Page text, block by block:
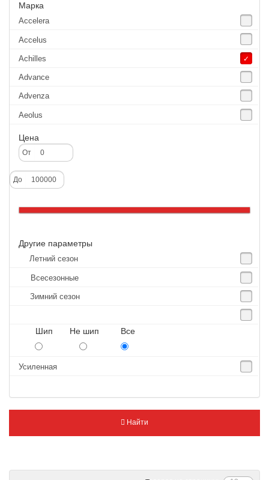
Марка
Accelera
Accelus
Achilles
Advance
Advenza
Aeolus
Agate
Agrica
Alliance
Altenzo
Altura
Amtel
Aoteli
Arivo
Armstrong
ATF
Цена
От
До
Другие параметры
Летний сезон
Всесезонные
Зимний сезон
Шип Не шип Все
Усиленная
Найти